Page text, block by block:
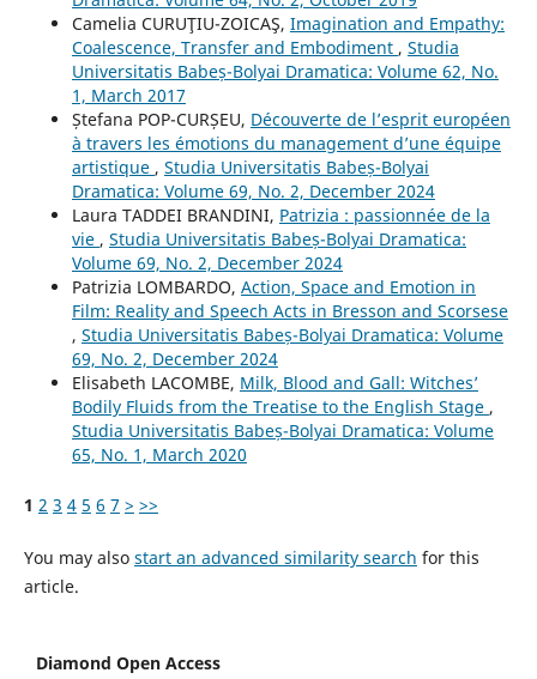
Camelia CURUŢIU-ZOICAŞ, Imagination and Empathy:
Coalescence, Transfer and Embodiment , Studia
Universitatis Babeș-Bolyai Dramatica: Volume 62, No.
1, March 2017
Ștefana POP-CURȘEU, Découverte de l’esprit européen
à travers les émotions du management d’une équipe
artistique , Studia Universitatis Babeș-Bolyai
Dramatica: Volume 69, No. 2, December 2024
Laura TADDEI BRANDINI, Patrizia : passionnée de la
vie , Studia Universitatis Babeș-Bolyai Dramatica:
Volume 69, No. 2, December 2024
Patrizia LOMBARDO, Action, Space and Emotion in
Film: Reality and Speech Acts in Bresson and Scorsese
, Studia Universitatis Babeș-Bolyai Dramatica: Volume
69, No. 2, December 2024
Elisabeth LACOMBE, Milk, Blood and Gall: Witches’
Bodily Fluids from the Treatise to the English Stage ,
Studia Universitatis Babeș-Bolyai Dramatica: Volume
65, No. 1, March 2020
1 2 3 4 5 6 7 > >>
You may also start an advanced similarity search for this
article.
Diamond Open Access